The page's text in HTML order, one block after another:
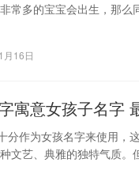
常多的宝宝会出生，那
月16日
寓意女孩子名字
分作为女孩名字来使用，
文艺、典雅的独特气质。